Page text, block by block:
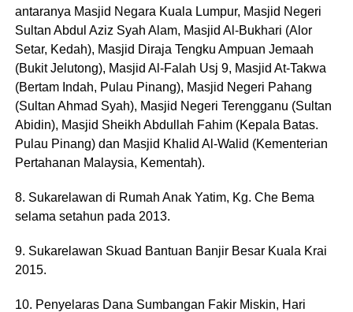
antaranya Masjid Negara Kuala Lumpur, Masjid Negeri
Sultan Abdul Aziz Syah Alam, Masjid Al-Bukhari (Alor
Setar, Kedah), Masjid Diraja Tengku Ampuan Jemaah
(Bukit Jelutong), Masjid Al-Falah Usj 9, Masjid At-Takwa
(Bertam Indah, Pulau Pinang), Masjid Negeri Pahang
(Sultan Ahmad Syah), Masjid Negeri Terengganu (Sultan
Abidin), Masjid Sheikh Abdullah Fahim (Kepala Batas.
Pulau Pinang) dan Masjid Khalid Al-Walid (Kementerian
Pertahanan Malaysia, Kementah).
8. Sukarelawan di Rumah Anak Yatim, Kg. Che Bema
selama setahun pada 2013.
9. Sukarelawan Skuad Bantuan Banjir Besar Kuala Krai
2015.
10. Penyelaras Dana Sumbangan Fakir Miskin, Hari